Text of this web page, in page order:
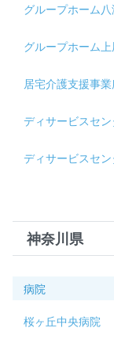
グループホーム
グループホーム上
居宅介護支援事
ディサービスセ
ディサービスセ
神奈川県
病院
桜ヶ丘中央病院